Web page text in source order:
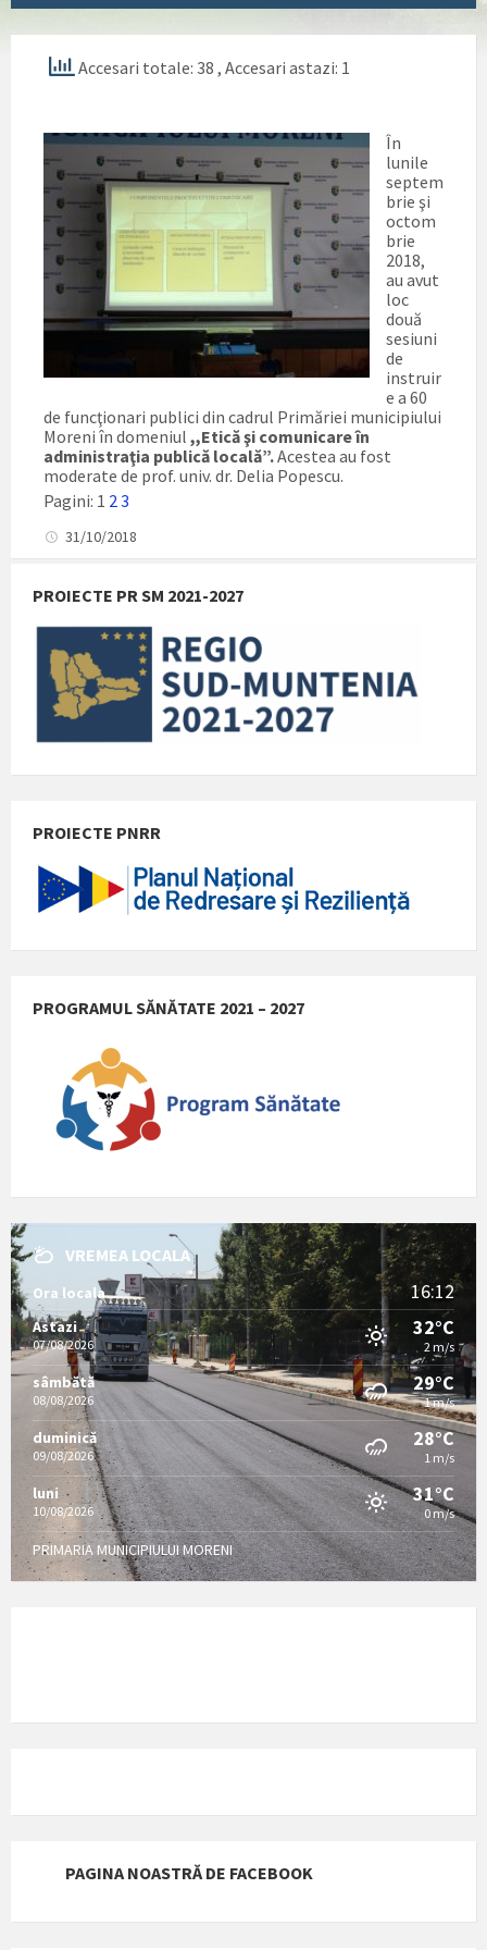
Accesari totale: 38 , Accesari astazi: 1
În
lunile
septem
brie şi
octom
brie
2018,
au avut
loc
două
sesiuni
de
instruir
e a 60
de funcţionari publici din cadrul Primăriei municipiului
Moreni în domeniul ,,Etică şi comunicare în
administraţia publică locală”.Acestea au fost
moderate de prof. univ. dr. Delia Popescu.
Pagini: 1 2 3
31/10/2018
PROIECTE PR SM 2021-2027
PROIECTE PNRR
PROGRAMUL SĂNĂTATE 2021 – 2027
VREMEA LOCALA
Ora locala 16:12
Astazi
07/08/2026
32°C
2 m/s
sâmbătă
08/08/2026
29°C
1 m/s
duminică
09/08/2026
28°C
1 m/s
luni
10/08/2026
31°C
0 m/s
PRIMARIA MUNICIPIULUI MORENI
PAGINA NOASTRĂ DE FACEBOOK